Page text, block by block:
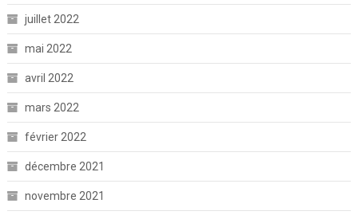
juillet 2022
mai 2022
avril 2022
mars 2022
février 2022
décembre 2021
novembre 2021